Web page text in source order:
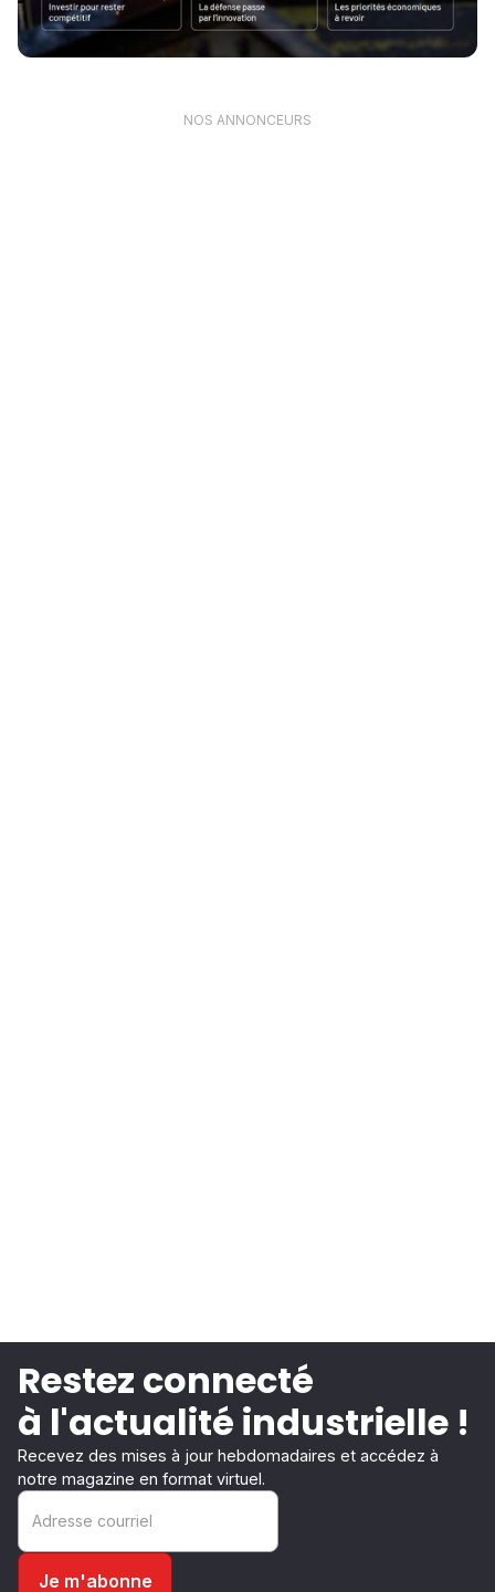
NOS ANNONCEURS
Restez connecté
à l'actualité industrielle !
Recevez des mises à jour hebdomadaires et accédez à
notre magazine en format virtuel.